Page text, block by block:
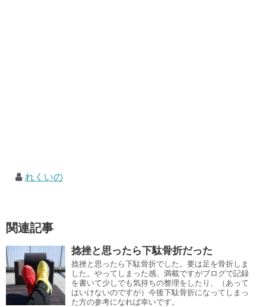
れくいの
関連記事
捻挫と思ったら下駄骨折だった
捻挫と思ったら下駄骨折でした。要は足を骨折しま
した。やってしまった感、満載ですがブログで記録
を書いて少しでも気持ちの整理をしたり、（あって
はいけないのですが）今後下駄骨折になってしまっ
た方の参考になれば幸いです。